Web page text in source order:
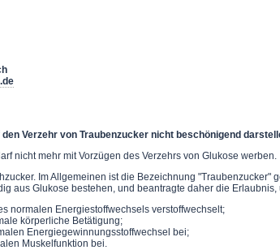
Verzehr von Traubenzucker nicht beschönigend
nicht mehr mit Vorzügen des Verzehrs von Glukose werben.
Im Allgemeinen ist die Bezeichnung
aus Glukose bestehen, und beantragte daher die
normalen Energiestoffwechsels verstoffwechselt;
körperliche Betätigung;
Energiegewinnungsstoffwechsel bei;
Muskelfunktion bei.